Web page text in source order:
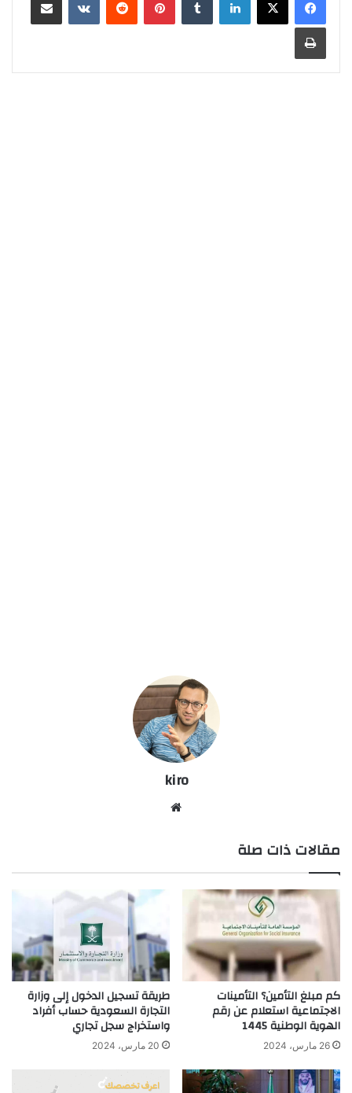
kiro
مقالات ذات صلة
كم مبلغ التأمين؟ التأمينات
الاجتماعية استعلام عن رقم
الهوية الوطنية 1445
26 مارس، 2024
طريقة تسجيل الدخول إلى وزارة
التجارة السعودية حساب أفراد
واستخراج سجل تجاري
20 مارس، 2024